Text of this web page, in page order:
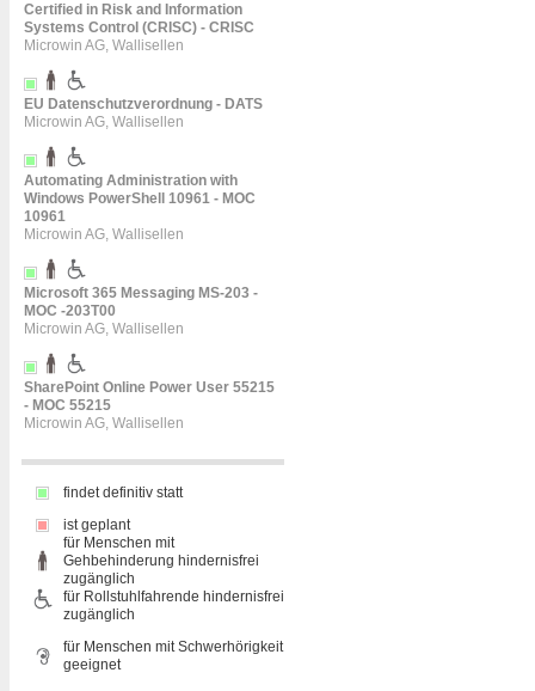
Certified in Risk and Information
Systems Control (CRISC) - CRISC
Microwin AG, Wallisellen
EU Datenschutzverordnung - DATS
Microwin AG, Wallisellen
Automating Administration with
Windows PowerShell 10961 - MOC
10961
Microwin AG, Wallisellen
Microsoft 365 Messaging MS-203 -
MOC -203T00
Microwin AG, Wallisellen
SharePoint Online Power User 55215
- MOC 55215
Microwin AG, Wallisellen
findet definitiv statt
ist geplant
für Menschen mit
Gehbehinderung hindernisfrei
zugänglich
für Rollstuhlfahrende hindernisfrei
zugänglich
für Menschen mit Schwerhörigkeit
geeignet